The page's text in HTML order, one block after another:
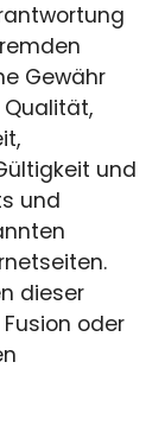
Gewähr
und
und
dieser
oder